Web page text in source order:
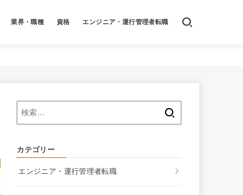
業界・職種 資格 エンジニア・運行管理者転職
カテゴリー
エンジニア・運行管理者転職